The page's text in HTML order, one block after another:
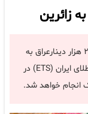
زائرین
فروش ارز اسکناس به زائرین، حداکثر به مبلغ ۲۰۰ هزار دینارعراق به
هر زائر به نرخ فروش اسکناس مرکز مبادله ارز و طلای ایران (ETS) در
انجام خواهد شد.